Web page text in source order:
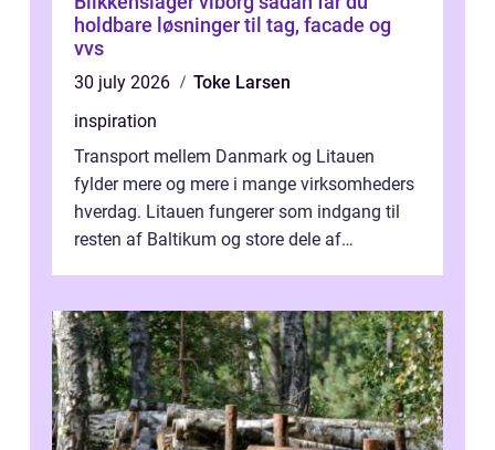
holdbare løsninger til tag, facade og
vvs
30 july 2026
Toke Larsen
inspiration
Transport mellem Danmark og Litauen
fylder mere og mere i mange virksomheders
hverdag. Litauen fungerer som indgang til
resten af Baltikum og store dele af